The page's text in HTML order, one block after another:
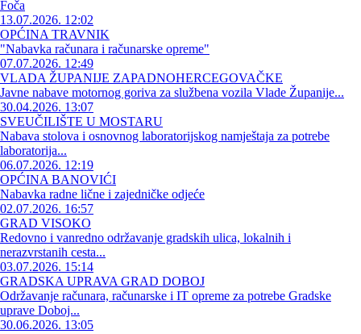
Foča
13.07.2026. 12:02
OPĆINA TRAVNIK
"Nabavka računara i računarske opreme"
07.07.2026. 12:49
VLADA ŽUPANIJE ZAPADNOHERCEGOVAČKE
Javne nabave motornog goriva za službena vozila Vlade Županije...
30.04.2026. 13:07
SVEUČILIŠTE U MOSTARU
Nabava stolova i osnovnog laboratorijskog namještaja za potrebe
laboratorija...
06.07.2026. 12:19
OPĆINA BANOVIĆI
Nabavka radne lične i zajedničke odjeće
02.07.2026. 16:57
GRAD VISOKO
Redovno i vanredno održavanje gradskih ulica, lokalnih i
nerazvrstanih cesta...
03.07.2026. 15:14
GRADSKA UPRAVA GRAD DOBOJ
Održavanje računara, računarske i IT opreme za potrebe Gradske
uprave Doboj...
30.06.2026. 13:05